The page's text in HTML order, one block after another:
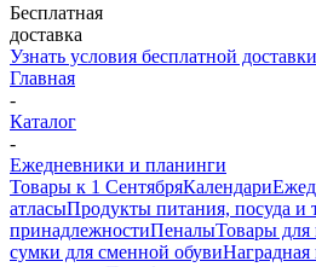
Бесплатная
доставка
Узнать условия бесплатной доставки
Главная
-
Каталог
-
Ежедневники и планинги
Товары к 1 СентябряКалендари
атласыПродукты питания, посуда и
принадлежностиПеналыТовары для
сумки для сменной обуви